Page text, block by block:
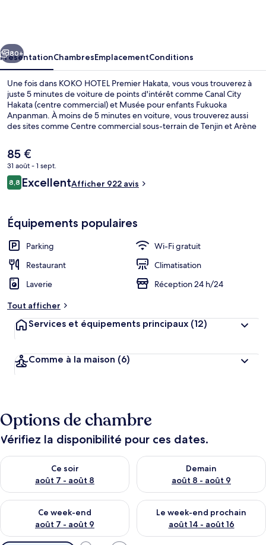
Suite Junior, non-fumeurs | Couette
Suivant
80+
PrésentationChambresEmplacementConditions
Une fois dans KOKO HOTEL Premier Hakata, vous vous trouverez à
juste 5 minutes de voiture de points d'intérêt comme Canal City
Hakata (centre commercial) et Musée pour enfants Fukuoka
Anpanman. À moins de 5 minutes en voiture, vous trouverez aussi
des sites comme Centre commercial sous-terrain de Tenjin et Arène
attentionné et l'emplacement. L'hébergement se situe à une très
courte distance à pied des transports publics : Station Gion se
trouve à 12 min et Station Higashi-hie, à 15 min.
Le
prix
actuel
est
85 €
31 août - 1 sept.
Avis
voyageurs
8,88,8 sur 10
ExcellentAfficher 922 avis
Équipements populaires
Parking
Wi-Fi gratuit
Restaurant
Climatisation
Laverie
Réception 24 h/24
Tout afficher
Services et équipements principaux (12)
Comme à la maison (6)
Options de chambre
Vérifiez la disponibilité pour ces dates.
Ce soir
août 7 - août 8
Vérifier la disponibilité pour ce soir août 7 - août 8
Demain
août 8 - août 9
Vérifier la disponibilité pour
Ce week-end
août 7 - août 9
Vérifier la disponibilité pour ce week-end août 7 - août 9
Le week-end prochain
août 14 - août 16
Vérifier la disponibilité pour